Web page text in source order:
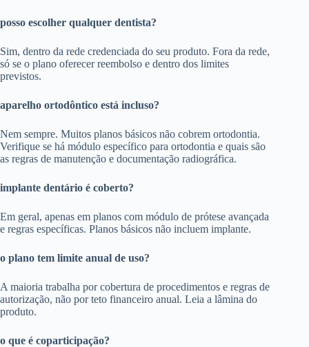
posso escolher qualquer dentista?
Sim, dentro da rede credenciada do seu produto. Fora da rede,
só se o plano oferecer reembolso e dentro dos limites
previstos.
aparelho ortodôntico está incluso?
Nem sempre. Muitos planos básicos não cobrem ortodontia.
Verifique se há módulo específico para ortodontia e quais são
as regras de manutenção e documentação radiográfica.
implante dentário é coberto?
Em geral, apenas em planos com módulo de prótese avançada
e regras específicas. Planos básicos não incluem implante.
o plano tem limite anual de uso?
A maioria trabalha por cobertura de procedimentos e regras de
autorização, não por teto financeiro anual. Leia a lâmina do
produto.
o que é coparticipação?